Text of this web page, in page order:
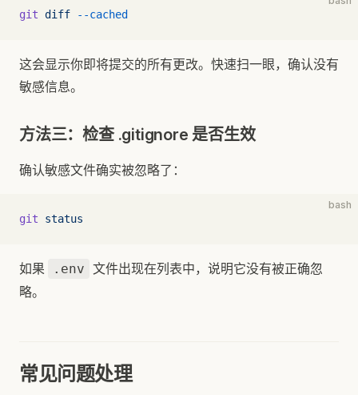
git diff --cached
这会显示你即将提交的所有更改。快速扫一眼，确认没有
敏感信息。
方法三：检查 .gitignore 是否生效
确认敏感文件确实被忽略了：
bash
git status
如果 .env 文件出现在列表中，说明它没有被正确忽
略。
常见问题处理